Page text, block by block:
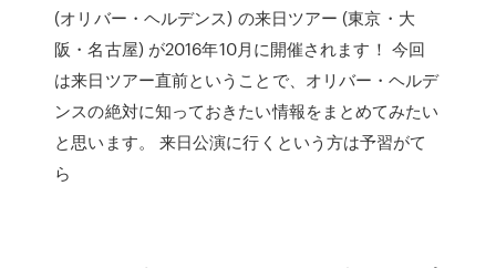
(オリバー・ヘルデンス) の来日ツアー (東京・大
阪・名古屋) が2016年10月に開催されます！ 今回
は来日ツアー直前ということで、オリバー・ヘルデ
ンスの絶対に知っておきたい情報をまとめてみたい
と思います。 来日公演に行くという方は予習がて
ら